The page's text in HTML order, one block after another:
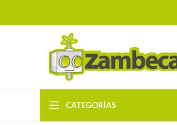
CATEGORÍAS